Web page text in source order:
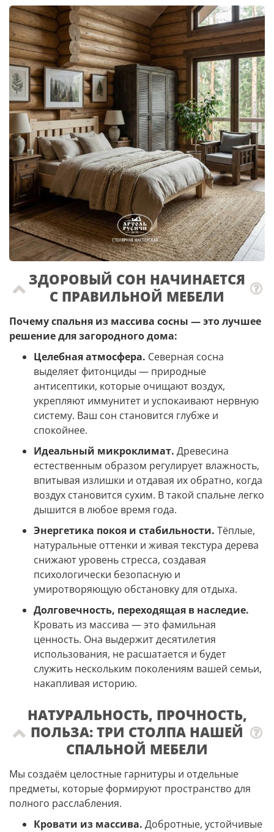
ЗДОРОВЫЙ СОН НАЧИНАЕТСЯ
С ПРАВИЛЬНОЙ МЕБЕЛИ
Почему спальня из массива сосны — это лучшее
решение для загородного дома:
Целебная атмосфера. Северная сосна
выделяет фитонциды — природные
антисептики, которые очищают воздух,
укрепляют иммунитет и успокаивают нервную
систему. Ваш сон становится глубже и
спокойнее.
Идеальный микроклимат. Древесина
естественным образом регулирует влажность,
впитывая излишки и отдавая их обратно, когда
воздух становится сухим. В такой спальне легко
дышится в любое время года.
Энергетика покоя и стабильности. Тёплые,
натуральные оттенки и живая текстура дерева
снижают уровень стресса, создавая
психологически безопасную и
умиротворяющую обстановку для отдыха.
Долговечность, переходящая в наследие.
Кровать из массива — это фамильная
ценность. Она выдержит десятилетия
использования, не расшатается и будет
служить нескольким поколениям вашей семьи,
накапливая историю.
НАТУРАЛЬНОСТЬ, ПРОЧНОСТЬ,
ПОЛЬЗА: ТРИ СТОЛПА НАШЕЙ
СПАЛЬНОЙ МЕБЕЛИ
Мы создаём целостные гарнитуры и отдельные
предметы, которые формируют пространство для
полного расслабления.
Кровати из массива. Добротные, устойчивые